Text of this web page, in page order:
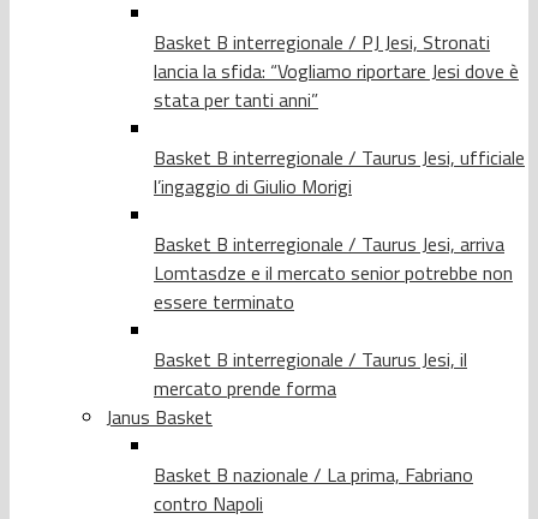
Basket B interregionale / PJ Jesi, Stronati
lancia la sfida: “Vogliamo riportare Jesi dove è
stata per tanti anni”
Basket B interregionale / Taurus Jesi, ufficiale
l’ingaggio di Giulio Morigi
Basket B interregionale / Taurus Jesi, arriva
Lomtasdze e il mercato senior potrebbe non
essere terminato
Basket B interregionale / Taurus Jesi, il
mercato prende forma
Janus Basket
Basket B nazionale / La prima, Fabriano
contro Napoli